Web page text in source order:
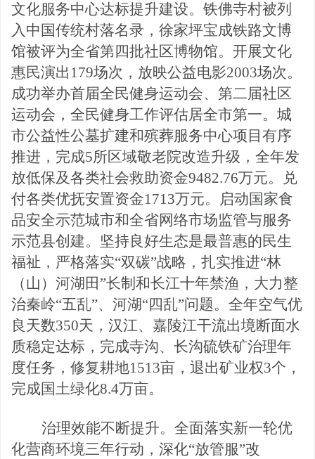
文化服务中心达标提升建设。铁佛寺村被列
入中国传统村落名录，徐家坪宝成铁路文博
馆被评为全省第四批社区博物馆。开展文化
惠民演出 179场次，放映公益电影2003场次。
成功举办首届全民健身运动会、第二届社区
运动会，全民健身工作评估居全市第一。城
市公益性公墓扩建和殡葬服务中心项目有序
推进，完成5所区域敬老院改造升级，全年发
放低保及各类社会救助资金9482.76万元。兑
付各类优抚安置资金1713万元。启动国家食
品安全示范城市和全省网络市场监管与服务
示范县创建。坚持良好生态是最普惠的民生
福祉，严格落实“双碳”战略，扎实推进“林
（山）河湖田”长制和长江十年禁渔，大力整
治秦岭“五乱”、河湖“四乱”问题。全年空气优
良天数350天，汉江、嘉陵江干流出境断面水
质稳定达标，完成寺沟、长沟硫铁矿治理年
度任务，修复耕地1513亩，退出矿业权3个，
完成国土绿化8.4万亩。
治理效能不断提升。全面落实新一轮优
化营商环境三年行动，深化“放管服”改